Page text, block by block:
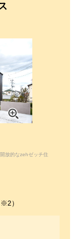
放的なzehゼッチ住
）